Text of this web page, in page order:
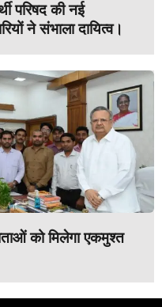
परिषद की नई
ने संभाला दायित्व।
को मिलेगा एकमुश्त